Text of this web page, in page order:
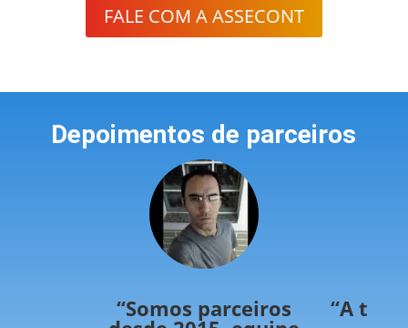
FALE COM A ASSECONT
Depoimentos de parceiros
“Somos parceiros
“A